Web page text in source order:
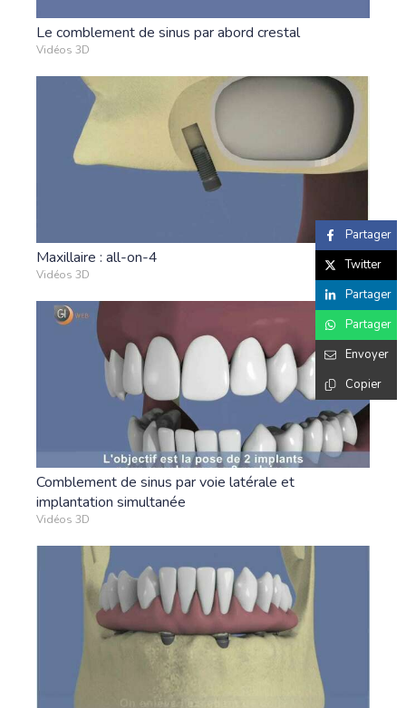
Le comblement de sinus par abord crestal
Vidéos 3D
Maxillaire : all-on-4
Vidéos 3D
Comblement de sinus par voie latérale et
implantation simultanée
Vidéos 3D
Partager
Twitter
Partager
Partager
Envoyer
Copier